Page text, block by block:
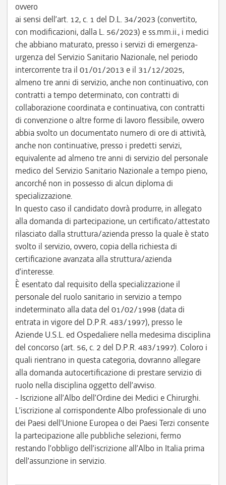
ovvero
ai sensi dell’art. 12, c. 1 del D.L. 34/2023 (convertito,
con modificazioni, dalla L. 56/2023) e ss.mm.ii., i medici
che abbiano maturato, presso i servizi di emergenza-
urgenza del Servizio Sanitario Nazionale, nel periodo
intercorrente tra il 01/01/2013 e il 31/12/2025,
almeno tre anni di servizio, anche non continuativo, con
contratti a tempo determinato, con contratti di
collaborazione coordinata e continuativa, con contratti
di convenzione o altre forme di lavoro flessibile, ovvero
abbia svolto un documentato numero di ore di attività,
anche non continuative, presso i predetti servizi,
equivalente ad almeno tre anni di servizio del personale
medico del Servizio Sanitario Nazionale a tempo pieno,
ancorché non in possesso di alcun diploma di
specializzazione.
In questo caso il candidato dovrà produrre, in allegato
alla domanda di partecipazione, un certificato/attestato
rilasciato dalla struttura/azienda presso la quale è stato
svolto il servizio, ovvero, copia della richiesta di
certificazione avanzata alla struttura/azienda
d’interesse.
È esentato dal requisito della specializzazione il
personale del ruolo sanitario in servizio a tempo
indeterminato alla data del 01/02/1998 (data di
entrata in vigore del D.P.R. 483/1997), presso le
Aziende U.S.L. ed Ospedaliere nella medesima disciplina
del concorso (art. 56, c. 2 del D.P.R. 483/1997). Coloro i
quali rientrano in questa categoria, dovranno allegare
alla domanda autocertificazione di prestare servizio di
ruolo nella disciplina oggetto dell’avviso.
- Iscrizione all’Albo dell’Ordine dei Medici e Chirurghi.
L’iscrizione al corrispondente Albo professionale di uno
dei Paesi dell’Unione Europea o dei Paesi Terzi consente
la partecipazione alle pubbliche selezioni, fermo
restando l’obbligo dell’iscrizione all’Albo in Italia prima
dell’assunzione in servizio.